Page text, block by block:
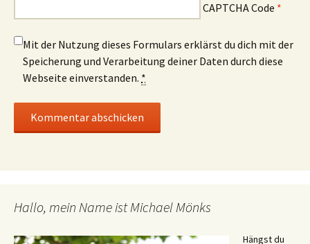
CAPTCHA Code *
Mit der Nutzung dieses Formulars erklärst du dich mit der
Speicherung und Verarbeitung deiner Daten durch diese
Webseite einverstanden. *
Hallo, mein Name ist Michael Mönks
Hängst du